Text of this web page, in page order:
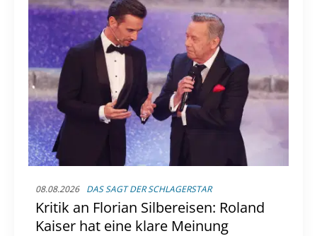
08.08.2026 DAS SAGT DER SCHLAGERSTAR
Kritik an Florian Silbereisen: Roland
Kaiser hat eine klare Meinung